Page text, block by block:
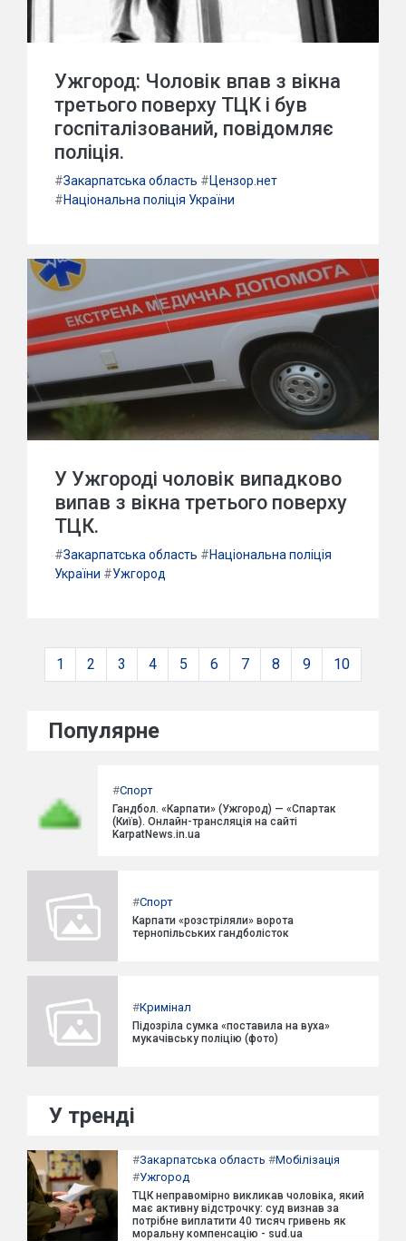
Ужгород: Чоловік впав з вікна
третього поверху ТЦК і був
госпіталізований, повідомляє
поліція.
#Закарпатська область #Цензор.нет
#Національна поліція України
У Ужгороді чоловік випадково
випав з вікна третього поверху
ТЦК.
#Закарпатська область #Національна поліція
України #Ужгород
1 2 3 4 5 6 7 8 9 10
Популярне
#Спорт
Гандбол. «Карпати» (Ужгород) — «Спартак
(Київ). Онлайн-трансляція на сайті
KarpatNews.in.ua
#Спорт
Карпати «розстріляли» ворота
тернопільських гандболісток
#Кримінал
Підозріла сумка «поставила на вуха»
мукачівську поліцію (фото)
У тренді
#Закарпатська область #Мобілізація
#Ужгород
ТЦК неправомірно викликав чоловіка, який
має активну відстрочку: суд визнав за
потрібне виплатити 40 тисяч гривень як
моральну компенсацію - sud.ua